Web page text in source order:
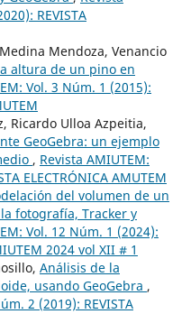
REVISTA
Mendoza, Venancio
altura de un pino en
Vol. 3 Núm. 1 (2015):
Ricardo Ulloa Azpeitia,
GeoGebra: un ejemplo
, Revista AMIUTEM:
ELECTRÓNICA AMUTEM
del volumen de un
fotografía, Tracker y
Vol. 12 Núm. 1 (2024):
2024 vol XII # 1
Análisis de la
usando GeoGebra ,
2 (2019): REVISTA